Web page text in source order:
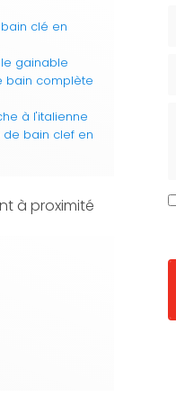
clé en
gainable
bain complète
à l'italienne
bain clef en
à proximité